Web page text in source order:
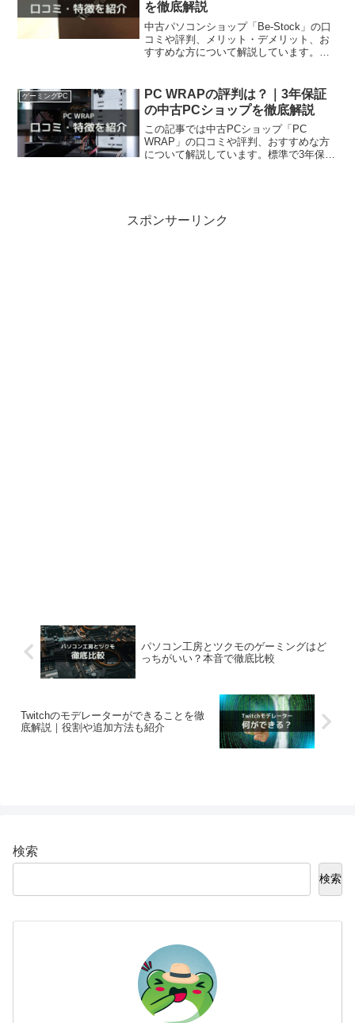
を徹底解説
中古パソコンショップ「Be-Stock」の口
コミや評判、メリット・デメリット、お
すすめな方について解説しています。中
分がBe-StockでPCを買って良いか参考に
できます。
ゲーミングPC
PC WRAPの評判は？｜3年保証
の中古PCショップを徹底解説
この記事では中古PCショップ「PC
WRAP」の口コミや評判、おすすめな方
について解説しています。標準で3年保証
スポンサーリンク
パソコン工房とツクモのゲーミングはど
っちがいい？本音で徹底比較
Twitchのモデレーターができることを徹
底解説｜役割や追加方法も紹介
検索
検索